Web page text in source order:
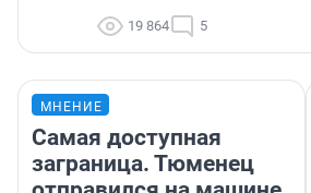
19 864 5
МНЕНИЕ
Самая доступная
заграница. Тюменец